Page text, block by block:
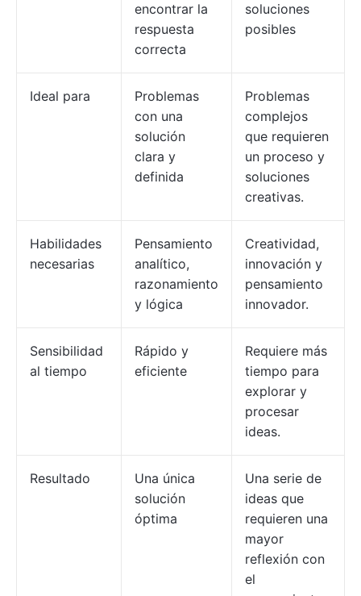
encontrar la
respuesta
correcta
soluciones
posibles
Ideal para
Problemas
con una
solución
clara y
definida
Problemas
complejos
que requieren
un proceso y
soluciones
creativas.
Habilidades
necesarias
Pensamiento
analítico,
razonamiento
y lógica
Creatividad,
innovación y
pensamiento
innovador.
Sensibilidad
al tiempo
Rápido y
eficiente
Requiere más
tiempo para
explorar y
procesar
ideas.
Resultado
Una única
solución
óptima
Una serie de
ideas que
requieren una
mayor
reflexión con
el